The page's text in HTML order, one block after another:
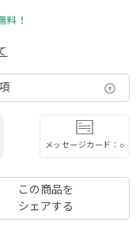
料！
メッセージカード：○
この商品を
シェアする